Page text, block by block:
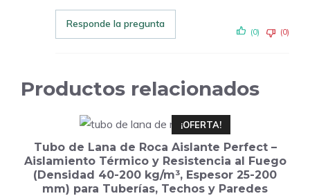
Responde la pregunta
(0) (0)
Productos relacionados
¡OFERTA!
Tubo de Lana de Roca Aislante Perfect –
Aislamiento Térmico y Resistencia al Fuego
(Densidad 40-200 kg/m³, Espesor 25-200
mm) para Tuberías, Techos y Paredes